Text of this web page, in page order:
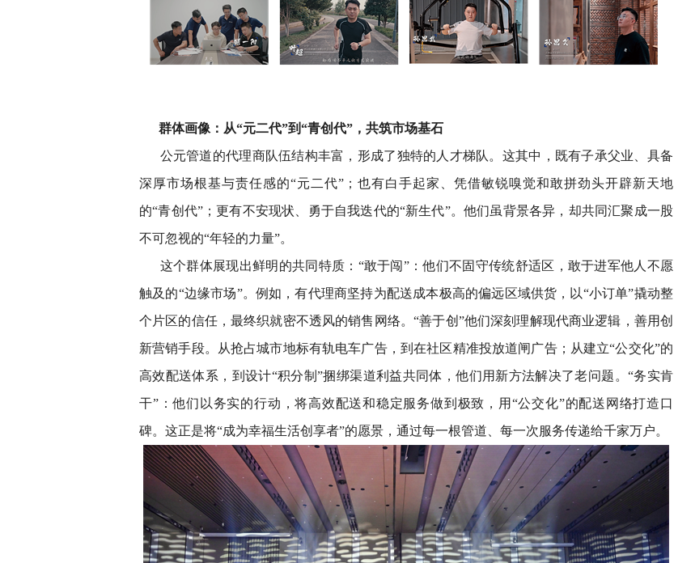
群体画像：从“元二代”到“青创代”，共筑市场基石
公元管道的代理商队伍结构丰富，形成了独特的人才梯队。这其中，既有子承父业、具备
深厚市场根基与责任感的“元二代”；也有白手起家、凭借敏锐嗅觉和敢拼劲头开辟新天地
的“青创代”；更有不安现状、勇于自我迭代的“新生代”。他们虽背景各异，却共同汇聚成一股
不可忽视的“年轻的力量”。
这个群体展现出鲜明的共同特质：“敢于闯”：他们不固守传统舒适区，敢于进军他人不愿
触及的“边缘市场”。例如，有代理商坚持为配送成本极高的偏远区域供货，以“小订单”撬动整
个片区的信任，最终织就密不透风的销售网络。“善于创”他们深刻理解现代商业逻辑，善用创
新营销手段。从抢占城市地标有轨电车广告，到在社区精准投放道闸广告；从建立“公交化”的
高效配送体系，到设计“积分制”捆绑渠道利益共同体，他们用新方法解决了老问题。“务实肯
干”：他们以务实的行动，将高效配送和稳定服务做到极致，用“公交化”的配送网络打造口
碑。这正是将“成为幸福生活创享者”的愿景，通过每一根管道、每一次服务传递给千家万户。